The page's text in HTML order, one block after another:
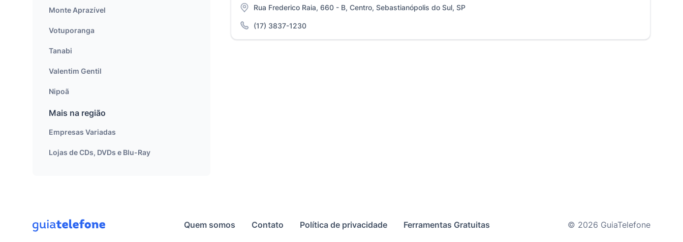
Rua Frederico Raia, 660 - B, Centro, Sebastianópolis do Sul, SP
(17) 3837-1230
Monte Aprazível
Votuporanga
Tanabi
Valentim Gentil
Nipoã
Mais na região
Empresas Variadas
Lojas de CDs, DVDs e Blu-Ray
Quem somos Contato Política de privacidade Ferramentas Gratuitas © 2026 GuiaTelefone